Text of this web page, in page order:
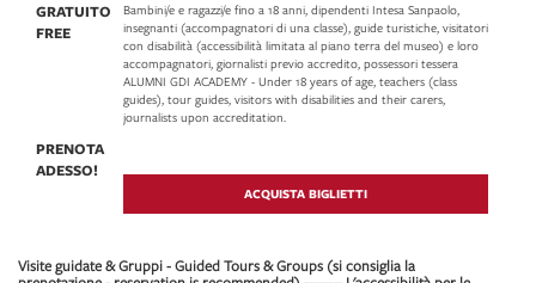
GRATUITO
FREE
Bambini/e e ragazzi/e fino a 18 anni, dipendenti Intesa Sanpaolo,
insegnanti (accompagnatori di una classe), guide turistiche, visitatori
con disabilità (accessibilità limitata al piano terra del museo) e loro
accompagnatori, giornalisti previo accredito, possessori tessera
ALUMNI GDI ACADEMY - Under 18 years of age, teachers (class
guides), tour guides, visitors with disabilities and their carers,
journalists upon accreditation.
PRENOTA
ADESSO!
ACQUISTA BIGLIETTI
Visite guidate & Gruppi - Guided Tours & Groups (si consiglia la